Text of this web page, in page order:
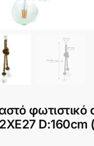
φωτιστικό
D:160cm